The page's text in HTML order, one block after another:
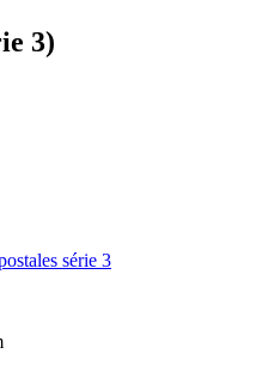
3)
série 3